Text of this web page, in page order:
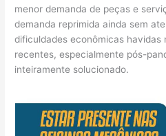
menor demanda de peças e
demanda reprimida ainda sem
dificuldades econômicas havidas
recentes, especialmente pós-
inteiramente solucionado.